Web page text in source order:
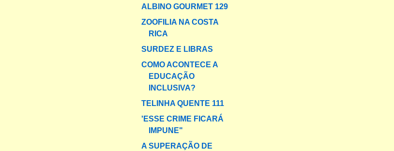
ALBINO GOURMET 129
ZOOFILIA NA COSTA
RICA
SURDEZ E LIBRAS
COMO ACONTECE A
EDUCAÇÃO
INCLUSIVA?
TELINHA QUENTE 111
'ESSE CRIME FICARÁ
IMPUNE"
A SUPERAÇÃO DE